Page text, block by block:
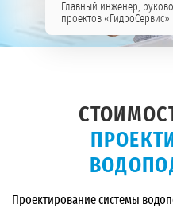
Главный инженер,
проектов «ГидроСервис»
Проектирование системы